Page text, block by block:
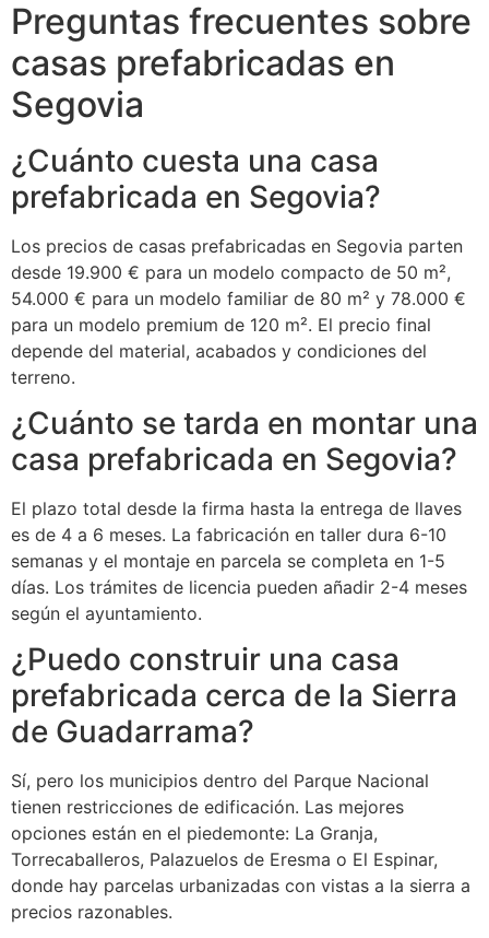
Preguntas frecuentes sobre
casas prefabricadas en
Segovia
¿Cuánto cuesta una casa
prefabricada en Segovia?
Los precios de casas prefabricadas en Segovia parten
desde 19.900 € para un modelo compacto de 50 m²,
54.000 € para un modelo familiar de 80 m² y 78.000 €
para un modelo premium de 120 m². El precio final
depende del material, acabados y condiciones del
terreno.
¿Cuánto se tarda en montar una
casa prefabricada en Segovia?
El plazo total desde la firma hasta la entrega de llaves
es de 4 a 6 meses. La fabricación en taller dura 6-10
semanas y el montaje en parcela se completa en 1-5
días. Los trámites de licencia pueden añadir 2-4 meses
según el ayuntamiento.
¿Puedo construir una casa
prefabricada cerca de la Sierra
de Guadarrama?
Sí, pero los municipios dentro del Parque Nacional
tienen restricciones de edificación. Las mejores
opciones están en el piedemonte: La Granja,
Torrecaballeros, Palazuelos de Eresma o El Espinar,
donde hay parcelas urbanizadas con vistas a la sierra a
precios razonables.